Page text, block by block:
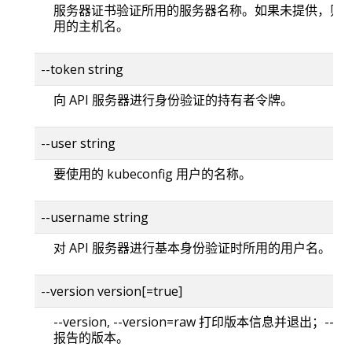
服务器证书验证所用的服务器名称。如果未提供，则
用的主机名。
--token string
向 API 服务器进行身份验证的持有者令牌。
--user string
要使用的 kubeconfig 用户的名称。
--username string
对 API 服务器进行基本身份验证时所用的用户名。
--version version[=true]
--version, --version=raw 打印版本信息并退出；--
报告的版本。